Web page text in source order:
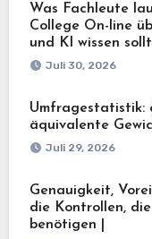
Was Fachleute
College On-line
und KI wissen
Juli 30, 2026
Umfragestatistik:
äquivalente
Juli 29, 2026
Genauigkeit,
die Kontrollen,
benötigen |